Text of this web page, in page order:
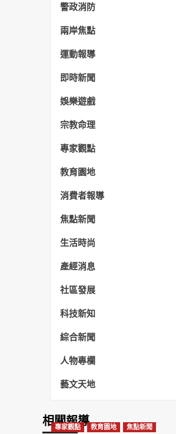
警政消防
兩岸焦點
運動報導
即時新聞
娛樂遊戲
宗教命理
專家觀點
教育園地
消費者報導
焦點新聞
生活時尚
產經消息
社區發展
科技新知
綜合新聞
人物專欄
藝文天地
相關報導
專家觀點 教育園地 焦點新聞